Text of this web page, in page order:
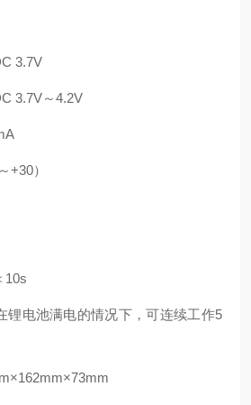
3.7V
3.7V～4.2V
+30）
10s
锂电池满电的情况下，可连续工作5